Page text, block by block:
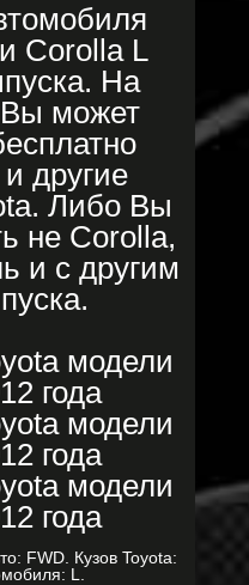
Corolla L
На
может
другие
Либо Вы
не Corolla,
и с другим
FWD. Кузов Toyota:
L.